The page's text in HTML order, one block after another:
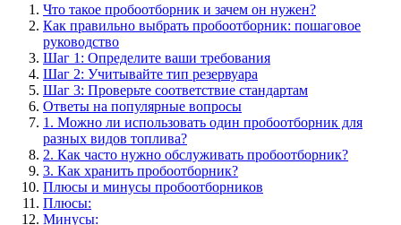
Что такое пробоотборник и зачем он нужен?
Как правильно выбрать пробоотборник: пошаговое
руководство
Шаг 1: Определите ваши требования
Шаг 2: Учитывайте тип резервуара
Шаг 3: Проверьте соответствие стандартам
Ответы на популярные вопросы
1. Можно ли использовать один пробоотборник для
разных видов топлива?
2. Как часто нужно обслуживать пробоотборник?
3. Как хранить пробоотборник?
Плюсы и минусы пробоотборников
Плюсы:
Минусы: